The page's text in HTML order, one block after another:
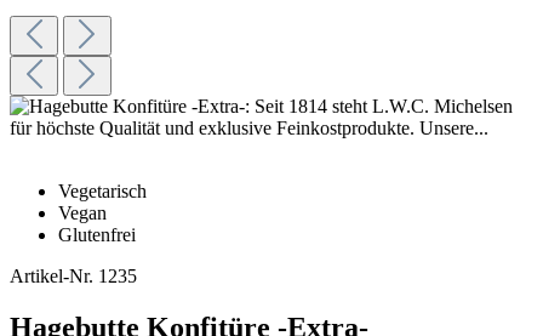
Vegetarisch
Vegan
Glutenfrei
Artikel-Nr. 1235
Hagebutte Konfitüre -Extra-